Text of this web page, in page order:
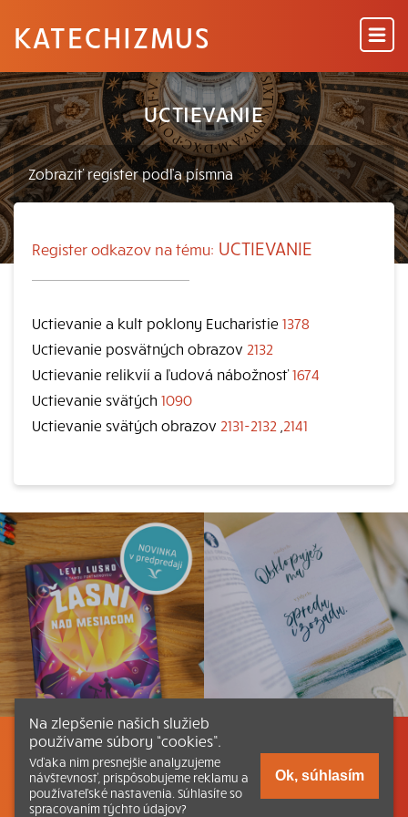
KATECHIZMUS
UCTIEVANIE
Register odkazov na tému: UCTIEVANIE
Uctievanie a kult poklony Eucharistie 1378
Uctievanie posvätných obrazov 2132
Uctievanie relikvií a ľudová nábožnosť1674
Uctievanie svätých 1090
Uctievanie svätých obrazov 2131-2132 2141
Listovať Obsah Dokumenty a články
Kontakt Tlačená verzia Katechizmu
Na zlepšenie našich služieb
používame súbory “cookies”.
Vďaka nim presnejšie analyzujeme
návštevnosť, prispôsobujeme reklamu a
používateľské nastavenia. Súhlasíte so
spracovaním týchto údajov?
Ok, súhlasím